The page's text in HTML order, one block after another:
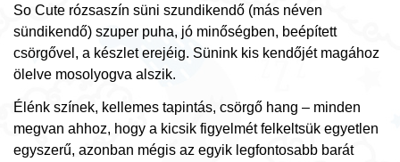
So Cute rózsaszín süni szundikendő (más néven
sündikendő) szuper puha, jó minőségben, beépített
csörgővel, a készlet erejéig. Sünink kis kendőjét magához
ölelve mosolyogva alszik.
Élénk színek, kellemes tapintás, csörgő hang – minden
megvan ahhoz, hogy a kicsik figyelmét felkeltsük egyetlen
egyszerű, azonban mégis az egyik legfontosabb barát